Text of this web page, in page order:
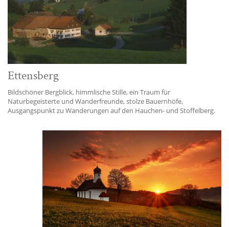
Ettensberg
Bildschöner Bergblick, himmlische Stille, ein Traum für
Naturbegeisterte und Wanderfreunde, stolze Bauernhöfe,
Ausgangspunkt zu Wanderungen auf den Hauchen- und Stoffelberg.